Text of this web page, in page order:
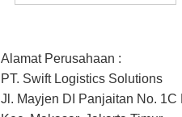
Alamat Perusahaan :
PT. Swift Logistics Solutions
Jl. Mayjen DI Panjaitan No. 1C